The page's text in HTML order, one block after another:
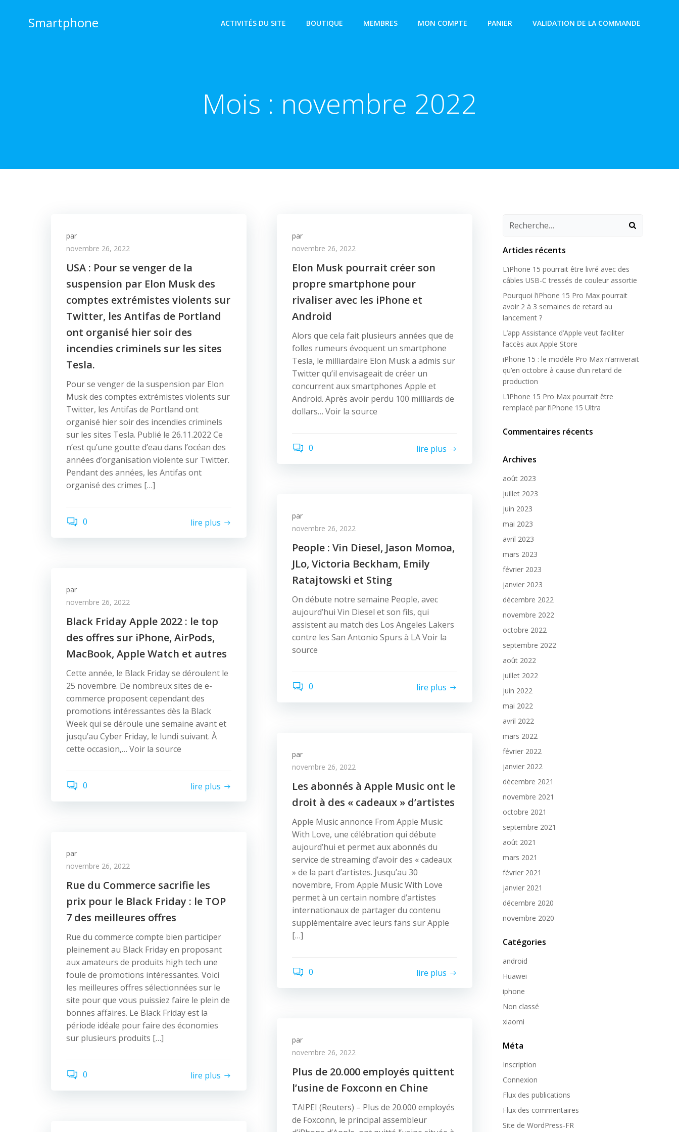
contenuSmartphone ACTIVITÉS DU SITE BOUTIQUE MEMBRES MON COMPTE PANIER VALIDATION DE LA COMMANDE
Mois : novembre 2022
par
novembre 26, 2022
USA : Pour se venger de la
suspension par Elon Musk des
comptes extrémistes violents sur
Twitter, les Antifas de Portland
ont organisé hier soir des
incendies criminels sur les sites
Tesla.
Pour se venger de la suspension par Elon
Musk des comptes extrémistes violents sur
Twitter, les Antifas de Portland ont
organisé hier soir des incendies criminels
sur les sites Tesla. Publié le 26.11.2022 Ce
n’est qu’une goutte d’eau dans l’océan des
années d’organisation violente sur Twitter.
Pendant des années, les Antifas ont
organisé des crimes […]
0 lire plus
par
novembre 26, 2022
Elon Musk pourrait créer son
propre smartphone pour
rivaliser avec les iPhone et
Android
Alors que cela fait plusieurs années que de
folles rumeurs évoquent un smartphone
Tesla, le milliardaire Elon Musk a admis sur
Twitter qu’il envisageait de créer un
concurrent aux smartphones Apple et
Android. Après avoir perdu 100 milliards de
dollars… Voir la source
0 lire plus
par
novembre 26, 2022
People : Vin Diesel, Jason Momoa,
JLo, Victoria Beckham, Emily
Ratajtowski et Sting
On débute notre semaine People, avec
aujourd’hui Vin Diesel et son fils, qui
assistent au match des Los Angeles Lakers
contre les San Antonio Spurs à LA Voir la
source
0 lire plus
par
novembre 26, 2022
Black Friday Apple 2022 : le top
des offres sur iPhone, AirPods,
MacBook, Apple Watch et autres
Cette année, le Black Friday se déroulent le
25 novembre. De nombreux sites de e-
commerce proposent cependant des
promotions intéressantes dès la Black
Week qui se déroule une semaine avant et
jusqu’au Cyber Friday, le lundi suivant. À
cette occasion,… Voir la source
0 lire plus
par
novembre 26, 2022
Les abonnés à Apple Music ont le
droit à des « cadeaux » d’artistes
Apple Music annonce From Apple Music
With Love, une célébration qui débute
aujourd’hui et permet aux abonnés du
service de streaming d’avoir des « cadeaux
» de la part d’artistes. Jusqu’au 30
novembre, From Apple Music With Love
permet à un certain nombre d’artistes
internationaux de partager du contenu
supplémentaire avec leurs fans sur Apple
[…]
0 lire plus
par
novembre 26, 2022
Rue du Commerce sacrifie les
prix pour le Black Friday : le TOP
7 des meilleures offres
Rue du commerce compte bien participer
pleinement au Black Friday en proposant
aux amateurs de produits high tech une
foule de promotions intéressantes. Voici
les meilleures offres sélectionnées sur le
site pour que vous puissiez faire le plein de
bonnes affaires. Le Black Friday est la
période idéale pour faire des économies
sur plusieurs produits […]
0 lire plus
par
novembre 26, 2022
Plus de 20.000 employés quittent
l’usine de Foxconn en Chine
TAIPEI (Reuters) – Plus de 20.000 employés
de Foxconn, le principal assembleur
Articles récents
L’iPhone 15 pourrait être livré avec des
câbles USB-C tressés de couleur assortie
Pourquoi l’iPhone 15 Pro Max pourrait
avoir 2 à 3 semaines de retard au
lancement ?
L’app Assistance d’Apple veut faciliter
l’accès aux Apple Store
iPhone 15 : le modèle Pro Max n’arriverait
qu’en octobre à cause d’un retard de
production
L’iPhone 15 Pro Max pourrait être
remplacé par l’iPhone 15 Ultra
Commentaires récents
Archives
août 2023
juillet 2023
juin 2023
mai 2023
avril 2023
mars 2023
février 2023
janvier 2023
décembre 2022
novembre 2022
octobre 2022
septembre 2022
août 2022
juillet 2022
juin 2022
mai 2022
avril 2022
mars 2022
février 2022
janvier 2022
décembre 2021
novembre 2021
octobre 2021
septembre 2021
août 2021
mars 2021
février 2021
janvier 2021
décembre 2020
novembre 2020
Catégories
android
Huawei
iphone
Non classé
xiaomi
Méta
Inscription
Connexion
Flux des publications
Flux des commentaires
Site de WordPress-FR